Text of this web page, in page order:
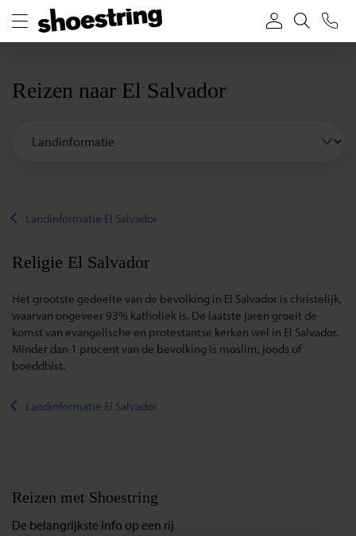
Reizen naar El Salvador
Landinformatie El Salvador
Religie El Salvador
Het grootste gedeelte van de bevolking in El Salvador is christelijk,
waarvan ongeveer 93% katholiek is. De laatste jaren groeit de
komst van evangelische en protestantse kerken wel in El Salvador.
Minder dan 1 procent van de bevolking is moslim, joods of
boeddhist.
Landinformatie El Salvador
Reizen met Shoestring
De belangrijkste info op een rij